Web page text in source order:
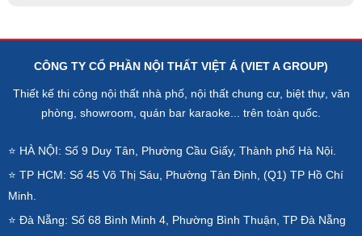
CÔNG TY CỔ PHẦN NỘI THẤT VIỆT Á (VIET A GROUP)
Thiết kế thi công nội thất nhà phố, nội thất chung cư, biệt thự, văn
phòng, showroom, quán bar karaoke... trên toàn quốc.
⭐ HÀ NỘI: Số 9 Duy Tân, Phường Cầu Giấy, Thành phố Hà Nội.
⭐ TP HCM: Số 45 Võ Thị Sáu, Phường Tân Định, (Q1) TP Hồ Chí
Minh.
⭐ Đà Nẵng: Số 68 Bình Minh 4, Phường Bình Thuận, TP Đà Nẵng